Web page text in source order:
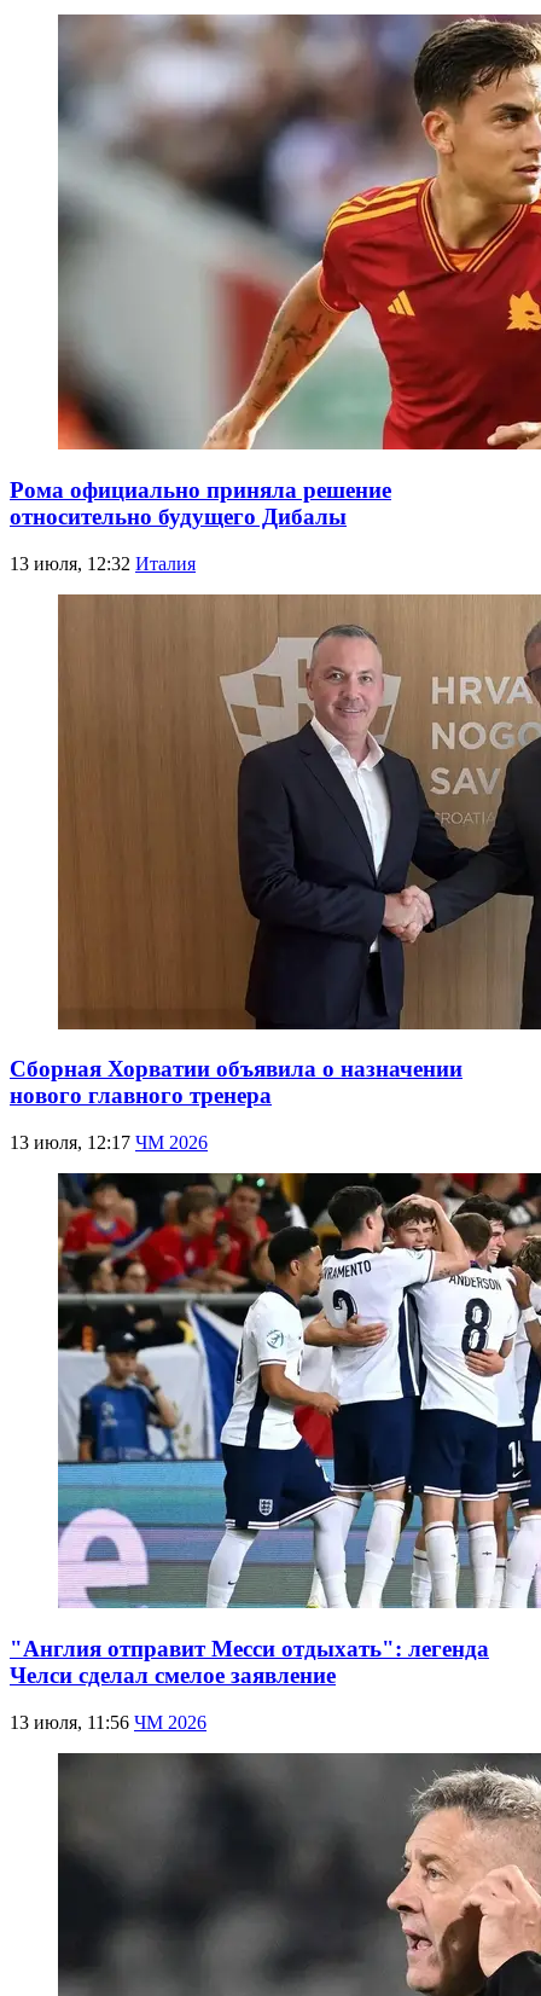
Рома официально приняла решение
относительно будущего Дибалы
13 июля, 12:32 Италия
Сборная Хорватии объявила о назначении
нового главного тренера
13 июля, 12:17 ЧМ 2026
"Англия отправит Месси отдыхать": легенда
Челси сделал смелое заявление
13 июля, 11:56 ЧМ 2026